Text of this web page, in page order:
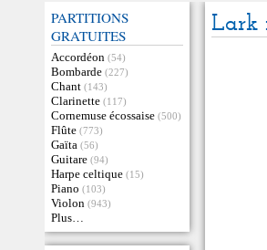
PARTITIONS
GRATUITES
Accordéon (54)
Bombarde (227)
Chant (143)
Clarinette (117)
Cornemuse écossaise (500)
Flûte (773)
Gaïta (56)
Guitare (94)
Harpe celtique (15)
Piano (103)
Violon (943)
Plus…
Lark